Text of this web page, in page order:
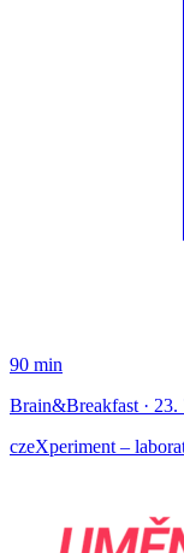
90 min
Brain&Breakfast · 23.
czeXperiment –